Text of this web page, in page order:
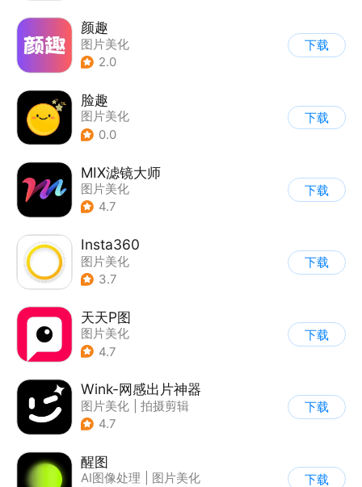
颜趣
图片美化
2.0
下载
脸趣
图片美化
0.0
下载
MIX滤镜大师
图片美化
4.7
下载
Insta360
图片美化
3.7
下载
天天P图
图片美化
4.7
下载
Wink-网感出片神器
图片美化
拍摄剪辑
4.7
下载
醒图
AI图像处理
图片美化
下载